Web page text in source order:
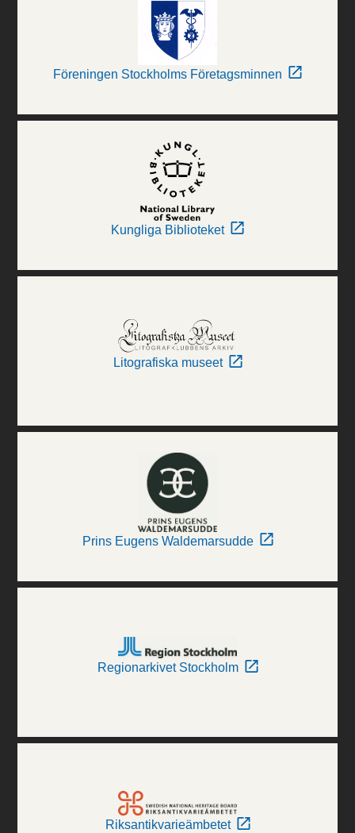
Föreningen Stockholms Företagsminnen
Kungliga Biblioteket
Litografiska museet
Prins Eugens Waldemarsudde
Regionarkivet Stockholm
Riksantikvarieämbetet